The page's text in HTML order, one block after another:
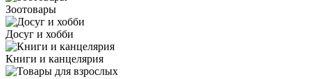
Зоотовары
Досуг и хобби
Книги и канцелярия